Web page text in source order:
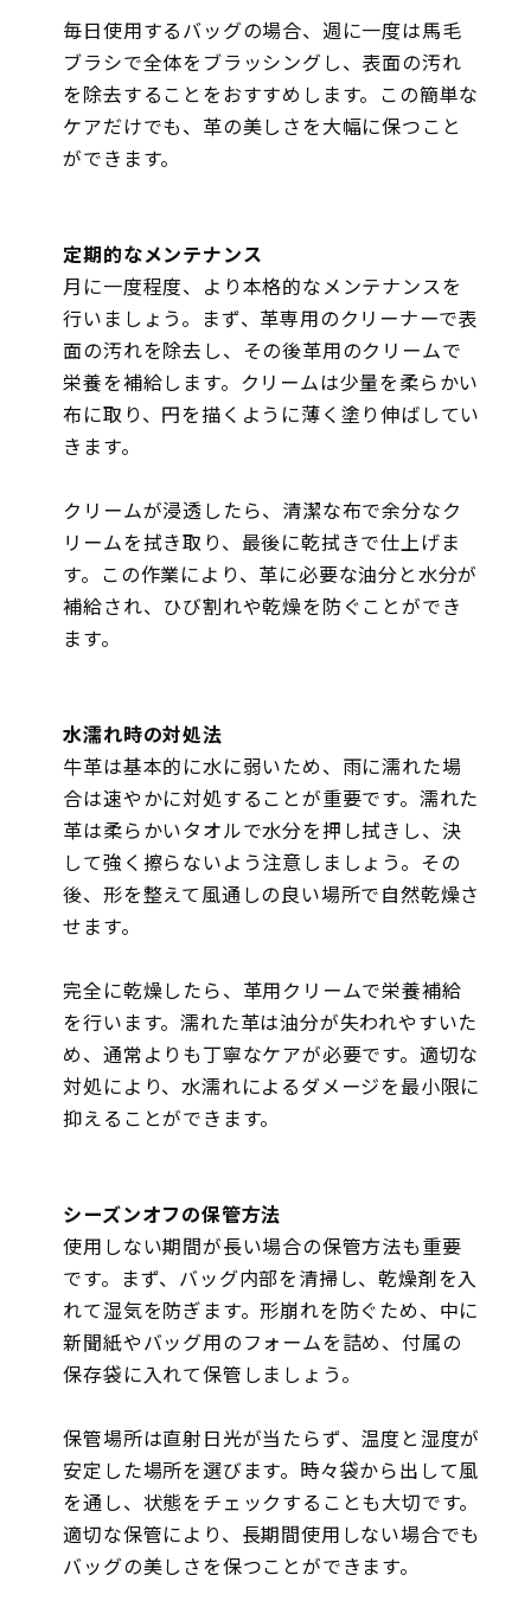
毎日使用するバッグの場合、週に一度は馬毛
ブラシで全体をブラッシングし、表面の汚れ
を除去することをおすすめします。この簡単な
ケアだけでも、革の美しさを大幅に保つこと
ができます。
定期的なメンテナンス
月に一度程度、より本格的なメンテナンスを
行いましょう。まず、革専用のクリーナーで表
面の汚れを除去し、その後革用のクリームで
栄養を補給します。クリームは少量を柔らかい
布に取り、円を描くように薄く塗り伸ばしてい
きます。
クリームが浸透したら、清潔な布で余分なク
リームを拭き取り、最後に乾拭きで仕上げま
す。この作業により、革に必要な油分と水分が
補給され、ひび割れや乾燥を防ぐことができ
ます。
水濡れ時の対処法
牛革は基本的に水に弱いため、雨に濡れた場
合は速やかに対処することが重要です。濡れた
革は柔らかいタオルで水分を押し拭きし、決
して強く擦らないよう注意しましょう。その
後、形を整えて風通しの良い場所で自然乾燥さ
せます。
完全に乾燥したら、革用クリームで栄養補給
を行います。濡れた革は油分が失われやすいた
め、通常よりも丁寧なケアが必要です。適切な
対処により、水濡れによるダメージを最小限に
抑えることができます。
シーズンオフの保管方法
使用しない期間が長い場合の保管方法も重要
です。まず、バッグ内部を清掃し、乾燥剤を入
れて湿気を防ぎます。形崩れを防ぐため、中に
新聞紙やバッグ用のフォームを詰め、付属の
保存袋に入れて保管しましょう。
保管場所は直射日光が当たらず、温度と湿度が
安定した場所を選びます。時々袋から出して風
を通し、状態をチェックすることも大切です。
適切な保管により、長期間使用しない場合でも
バッグの美しさを保つことができます。